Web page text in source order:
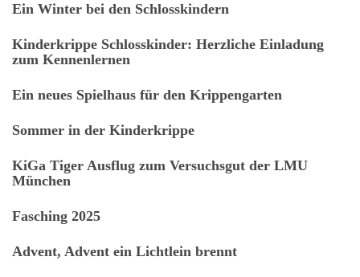
Ein Winter bei den Schlosskindern
Kinderkrippe Schlosskinder: Herzliche Einladung
zum Kennenlernen
Ein neues Spielhaus für den Krippengarten
Sommer in der Kinderkrippe
KiGa Tiger Ausflug zum Versuchsgut der LMU
München
Fasching 2025
Advent, Advent ein Lichtlein brennt